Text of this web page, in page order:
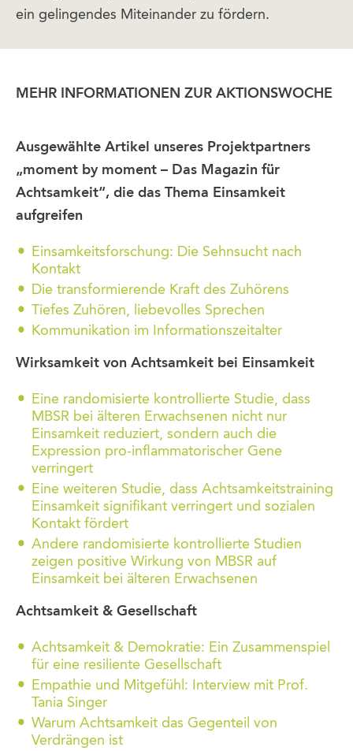
ein gelingendes Miteinander zu fördern.
MEHR INFORMATIONEN ZUR AKTIONSWOCHE
Ausgewählte Artikel unseres Projektpartners
„moment by moment – Das Magazin für
Achtsamkeit“, die das Thema Einsamkeit
aufgreifen
Einsamkeitsforschung: Die Sehnsucht nach
Kontakt
Die transformierende Kraft des Zuhörens
Tiefes Zuhören, liebevolles Sprechen
Kommunikation im Informationszeitalter
Wirksamkeit von Achtsamkeit bei Einsamkeit
Eine randomisierte kontrollierte Studie, dass
MBSR bei älteren Erwachsenen nicht nur
Einsamkeit reduziert, sondern auch die
Expression pro-inflammatorischer Gene
verringert
Eine weiteren Studie, dass Achtsamkeitstraining
Einsamkeit signifikant verringert und sozialen
Kontakt fördert
Andere randomisierte kontrollierte Studien
zeigen positive Wirkung von MBSR auf
Einsamkeit bei älteren Erwachsenen
Achtsamkeit & Gesellschaft
Achtsamkeit & Demokratie: Ein Zusammenspiel
für eine resiliente Gesellschaft
Empathie und Mitgefühl: Interview mit Prof.
Tania Singer
Warum Achtsamkeit das Gegenteil von
Verdrängen ist